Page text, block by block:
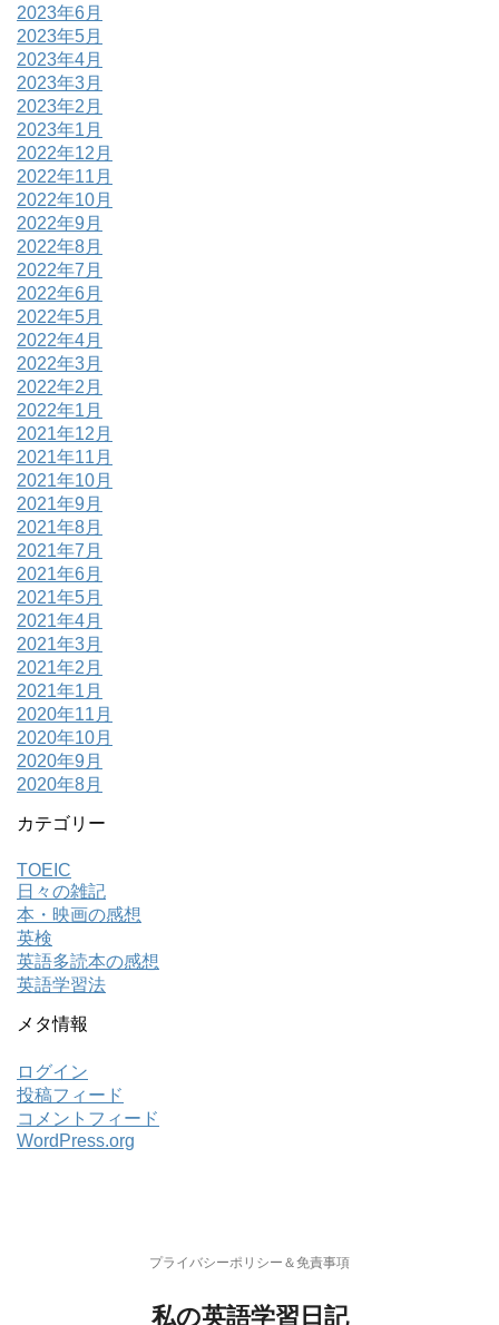
2023年6月
2023年5月
2023年4月
2023年3月
2023年2月
2023年1月
2022年12月
2022年11月
2022年10月
2022年9月
2022年8月
2022年7月
2022年6月
2022年5月
2022年4月
2022年3月
2022年2月
2022年1月
2021年12月
2021年11月
2021年10月
2021年9月
2021年8月
2021年7月
2021年6月
2021年5月
2021年4月
2021年3月
2021年2月
2021年1月
2020年11月
2020年10月
2020年9月
2020年8月
カテゴリー
TOEIC
日々の雑記
本・映画の感想
英検
英語多読本の感想
英語学習法
メタ情報
ログイン
投稿フィード
コメントフィード
WordPress.org
プライバシーポリシー＆免責事項
私の英語学習日記